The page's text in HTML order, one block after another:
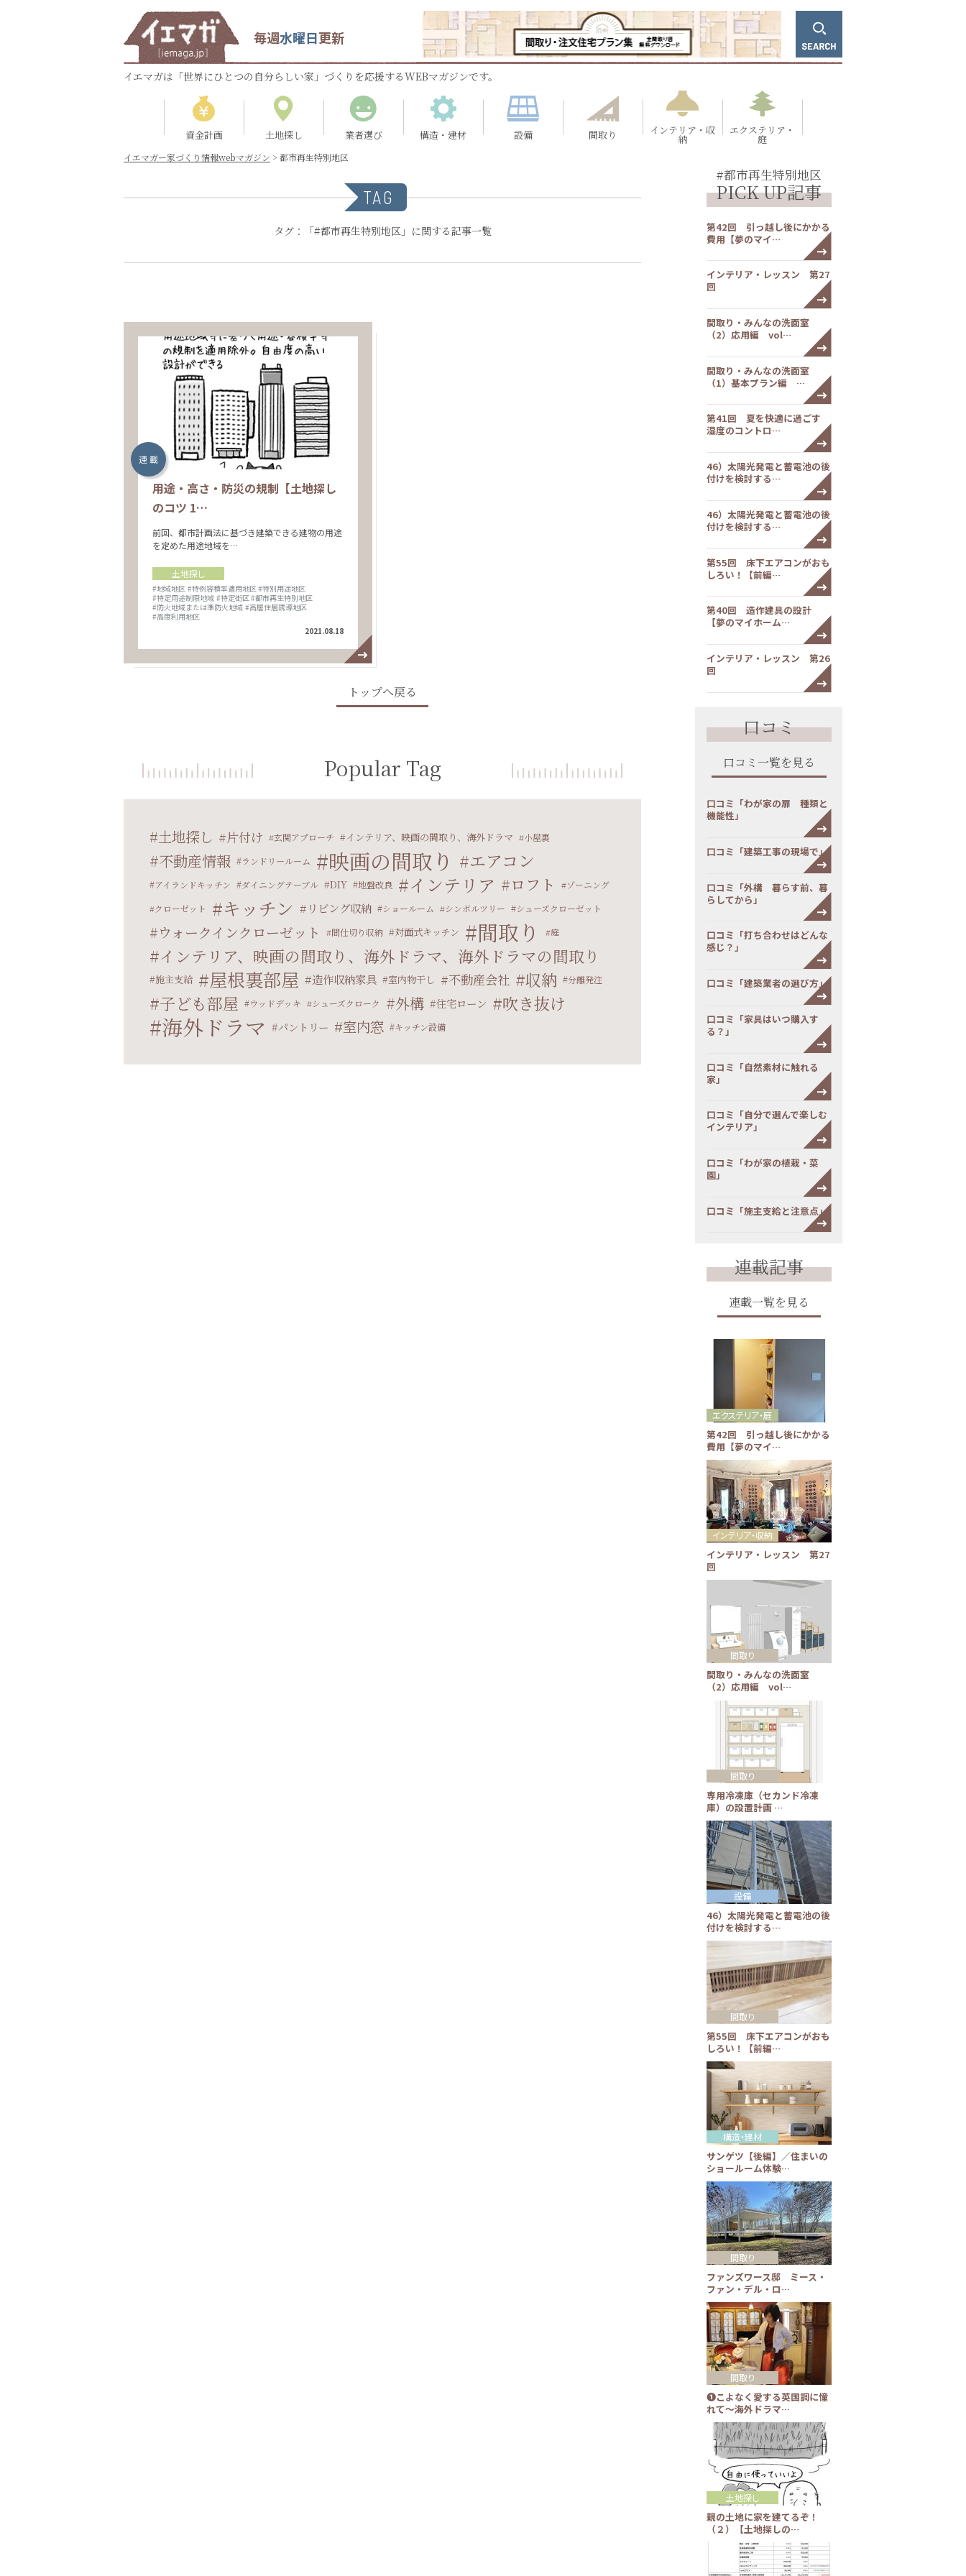
毎週水曜日更新
イエマガは「世界にひとつの自分らしい家」づくりを応援するWEBマガジンです。
資金計画 土地探し 業者選び 構造・建材 設備 間取り インテリア・収
納
エクステリア・
庭
イエマガー家づくり情報webマガジン > 都市再生特別地区
TAG
タグ：「#都市再生特別地区」に関する記事一覧
連 載
用途・高さ・防災の規制【土地探し
のコツ 1…
前回、都市計画法に基づき建築できる建物の用途
を定めた用途地域を…
土地探し
#地域地区 #特例容積率適用地区#特別用途地区
#特定用途制限地域 #特定街区#都市再生特別地区
#防火地域または準防火地域 #高層住居誘導地区
#高度利用地区
2021.08.18
トップへ戻る
Popular Tag
土地探し 片付け 玄関アプローチ インテリア、映画の間取り、海外ドラマ 小屋裏
不動産情報 ランドリールーム 映画の間取り エアコン
アイランドキッチン ダイニングテーブル DIY 地盤改良 インテリア ロフト
ゾーニング
クローゼット
キッチン リビング収納 ショールーム シンボルツリー シューズクローゼット
ウォークインクローゼット 間仕切り収納 対面式キッチン 間取り 庭
インテリア、映画の間取り、海外ドラマ、海外ドラマの間取り
施主支給 屋根裏部屋 造作収納家具 室内物干し 不動産会社 収納 分離発注
子ども部屋 ウッドデッキ シューズクローク 外構 住宅ローン 吹き抜け
海外ドラマ パントリー 室内窓 キッチン設備
#都市再生特別地区
PICK UP記事
第42回 引っ越し後にかかる
費用【夢のマイ…
インテリア・レッスン 第27
回
間取り・みんなの洗面室
（2）応用編 vol…
間取り・みんなの洗面室
（1）基本プラン編 …
第41回 夏を快適に過ごす
湿度のコントロ…
46）太陽光発電と蓄電池の後
付けを検討する…
46）太陽光発電と蓄電池の後
付けを検討する…
第55回 床下エアコンがおも
しろい！【前編…
第40回 造作建具の設計
【夢のマイホーム…
インテリア・レッスン 第26
回
口コミ
口コミ一覧を見る
口コミ「わが家の扉 種類と
機能性」
口コミ「建築工事の現場で」
口コミ「外構 暮らす前、暮
らしてから」
口コミ「打ち合わせはどんな
感じ？」
口コミ「建築業者の選び方」
口コミ「家具はいつ購入す
る？」
口コミ「自然素材に触れる
家」
口コミ「自分で選んで楽しむ
インテリア」
口コミ「わが家の植栽・菜
園」
口コミ「施主支給と注意点」
連載記事
連載一覧を見る
第42回 引っ越し後にかかる
費用【夢のマイ…
エクステリア・庭
インテリア・レッスン 第27
回
インテリア・収納
間取り・みんなの洗面室
（2）応用編 vol…
間取り
専用冷凍庫（セカンド冷凍
庫）の設置計画 …
間取り
46）太陽光発電と蓄電池の後
付けを検討する…
設備
第55回 床下エアコンがおも
しろい！【前編…
間取り
サンゲツ【後編】／住まいの
ショールーム体験…
構造・建材
ファンズワース邸 ミース・
ファン・デル・ロ…
間取り
❶こよなく愛する英国調に憧
れて～海外ドラマ…
間取り
親の土地に家を建てるぞ！
（２）【土地探しの…
土地探し